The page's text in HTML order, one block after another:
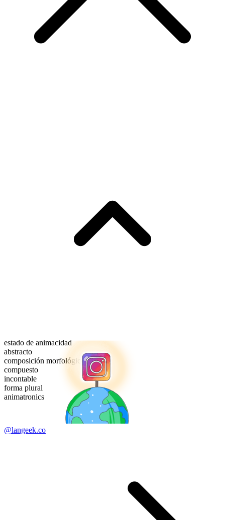
estado de animacidad
abstracto
composición morfológica
compuesto
incontable
forma plural
animatronics
@langeek.co